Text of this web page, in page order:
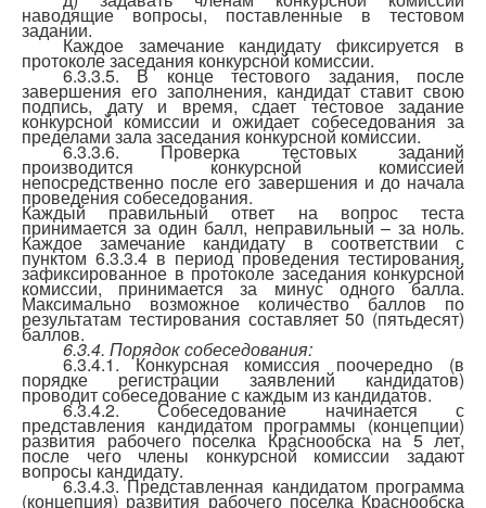
наводящие вопросы, поставленные в тестовом
задании.
Каждое замечание кандидату фиксируется в
протоколе заседания конкурсной комиссии.
6.3.3.5. В конце тестового задания, после
завершения его заполнения, кандидат ставит свою
подпись, дату и время, сдает тестовое задание
конкурсной комиссии и ожидает собеседования за
пределами зала заседания конкурсной комиссии.
6.3.3.6. Проверка тестовых заданий
производится конкурсной комиссией
непосредственно после его завершения и до начала
проведения собеседования.
Каждый правильный ответ на вопрос теста
принимается за один балл, неправильный – за ноль.
Каждое замечание кандидату в соответствии с
пунктом 6.3.3.4 в период проведения тестирования,
зафиксированное в протоколе заседания конкурсной
комиссии, принимается за минус одного балла.
Максимально возможное количество баллов по
результатам тестирования составляет 50 (пятьдесят)
баллов.
6.3.4. Порядок собеседования:
6.3.4.1. Конкурсная комиссия поочередно (в
порядке регистрации заявлений кандидатов)
проводит собеседование с каждым из кандидатов.
6.3.4.2. Собеседование начинается с
представления кандидатом программы (концепции)
развития рабочего поселка Краснообска на 5 лет,
после чего члены конкурсной комиссии задают
вопросы кандидату.
6.3.4.3. Представленная кандидатом программа
(концепция) развития рабочего поселка Краснообска